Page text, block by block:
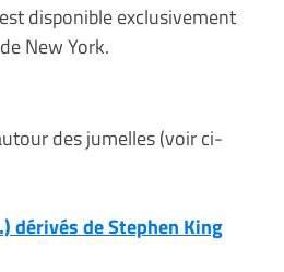
est disponible exclusivement
New York.
des jumelles (voir ci-
dérivés de Stephen King